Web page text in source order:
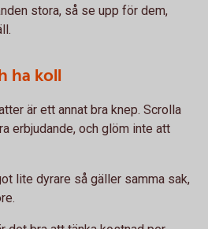
stora, så se upp för dem,
ha koll
är ett annat bra knep. Scrolla
erbjudande, och glöm inte att
lite dyrare så gäller samma sak,